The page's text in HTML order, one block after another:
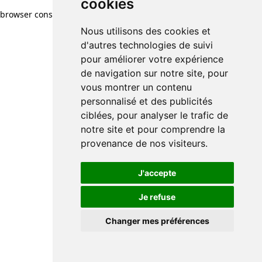
cookies
Nous utilisons des cookies et
d'autres technologies de suivi
pour améliorer votre expérience
de navigation sur notre site, pour
vous montrer un contenu
personnalisé et des publicités
ciblées, pour analyser le trafic de
notre site et pour comprendre la
provenance de nos visiteurs.
J'accepte
Je refuse
Changer mes préférences
browser console for more information)